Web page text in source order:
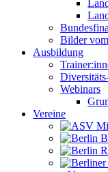
Bilder
Ausbildung
Webinars
Vereine